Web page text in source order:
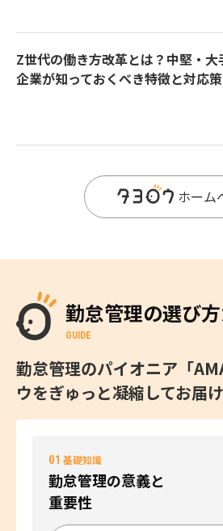
Z世代の働き方改革とは？中堅・大
企業が知っておくべき特徴と対応策
ホーム
勤怠管理の選び
GUIDE
勤怠管理のパイオニア「
ウをぎゅっと凝縮してお届
01 基礎知識
勤怠管理の意義と
重要性